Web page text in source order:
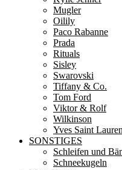
Mugler
Oilily
Paco Rabanne
Prada
Rituals
Sisley
Swarovski
Tiffany & Co.
Tom Ford
Viktor & Rolf
Wilkinson
Yves Saint
SONSTIGES
Schleifen und
Schneekugeln